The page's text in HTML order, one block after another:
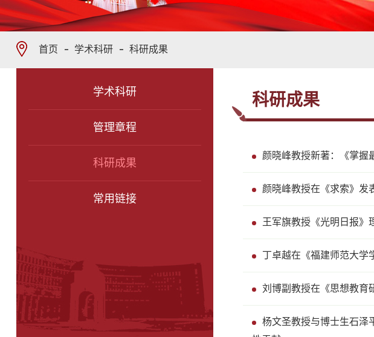
首页 学术科研 科研成果
科研成果
颜晓峰教授新著：《掌握
颜晓峰教授在《求索》发
王军旗教授《光明日报》
丁卓越在《福建师范大学
刘博副教授在《思想教育
杨文圣教授与博士生石泽
学术科研
管理章程
科研成果
常用链接